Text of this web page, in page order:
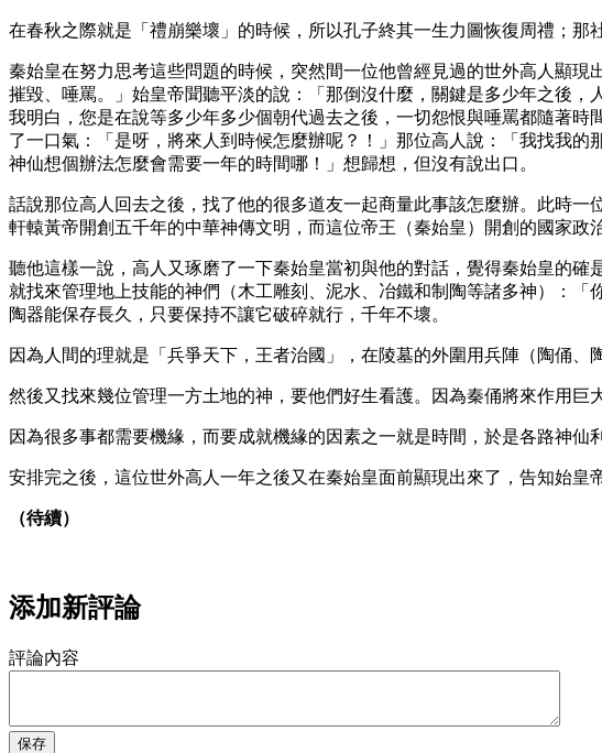
在春秋之際就是「禮崩樂壞」的時候，所以孔子終其一生力圖恢復周禮；
秦始皇在努力思考這些問題的時候，突然間一位他曾經見過的世外高人顯
摧毀、唾罵。」始皇帝聞聽平淡的說：「那倒沒什麼，關鍵是多少年之後
我明白，您是在說等多少年多少個朝代過去之後，一切怨恨與唾罵都隨著
了一口氣：「是呀，將來人到時候怎麼辦呢？！」那位高人說：「我找我
神仙想個辦法怎麼會需要一年的時間哪！」想歸想，但沒有說出口。
話說那位高人回去之後，找了他的很多道友一起商量此事該怎麼辦。此時
軒轅黃帝開創五千年的中華神傳文明，而這位帝王（秦始皇）開創的國家
聽他這樣一說，高人又琢磨了一下秦始皇當初與他的對話，覺得秦始皇的
就找來管理地上技能的神們（木工雕刻、泥水、冶鐵和制陶等諸多神）：
陶器能保存長久，只要保持不讓它破碎就行，千年不壞。
因為人間的理就是「兵爭天下，王者治國」，在陵墓的外圍用兵陣（陶俑
然後又找來幾位管理一方土地的神，要他們好生看護。因為秦俑將來作用
因為很多事都需要機緣，而要成就機緣的因素之一就是時間，於是各路神
安排完之後，這位世外高人一年之後又在秦始皇面前顯現出來了，告知始
（待續）
添加新評論
評論內容
保存